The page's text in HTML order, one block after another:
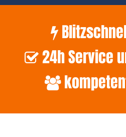
24h Service